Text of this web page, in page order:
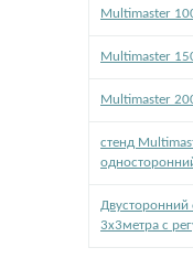
Multimaster
Multimaster
Multimaster
стенд
Двусторонний
3х3метра с